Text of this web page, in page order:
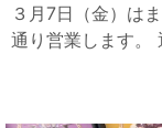
３月7日（金）は
通り営業します。